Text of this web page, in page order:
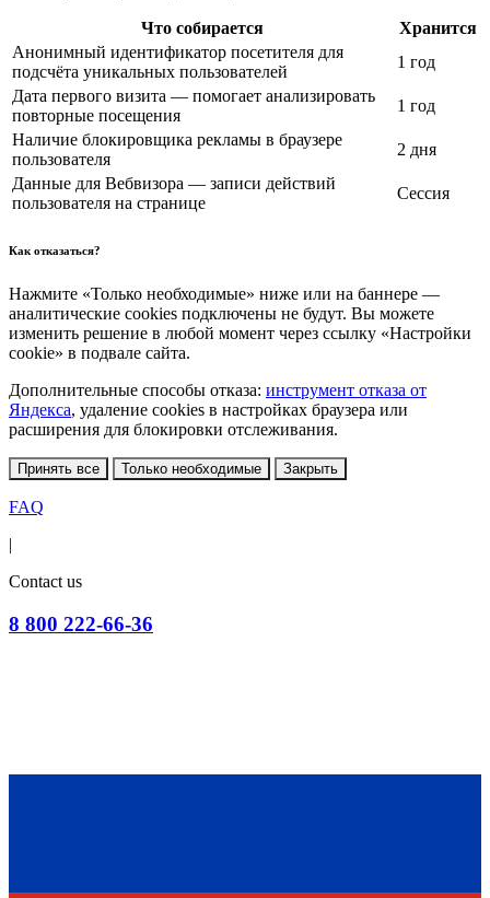
Что собирается
Хранится
Анонимный идентификатор посетителя для
подсчёта уникальных пользователей
1 год
Дата первого визита — помогает анализировать
повторные посещения
1 год
Наличие блокировщика рекламы в браузере
пользователя
2 дня
Данные для Вебвизора — записи действий
пользователя на странице
Сессия
Как отказаться?
Нажмите «Только необходимые» ниже или на баннере —
аналитические cookies подключены не будут. Вы можете
изменить решение в любой момент через ссылку «Настройки
cookie» в подвале сайта.
Дополнительные способы отказа: инструмент отказа от
Яндекса, удаление cookies в настройках браузера или
расширения для блокировки отслеживания.
Принять все Только необходимые Закрыть
FAQ
|
Contact us
8 800 222-66-36